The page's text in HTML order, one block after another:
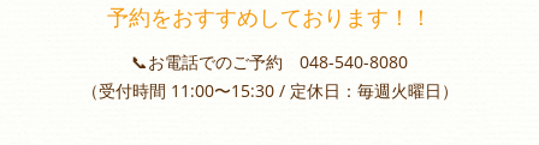
予約をおすすめしております！！
📞お電話でのご予約 048-540-8080
（受付時間 11:00〜15:30 / 定休日：毎週火曜日）